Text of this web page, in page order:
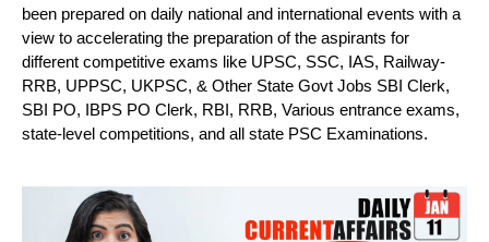
been prepared on daily national and international events with a
view to accelerating the preparation of the aspirants for
different competitive exams like UPSC, SSC, IAS, Railway-
RRB, UPPSC, UKPSC, & Other State Govt Jobs SBI Clerk,
SBI PO, IBPS PO Clerk, RBI, RRB, Various entrance exams,
state-level competitions, and all state PSC Examinations.